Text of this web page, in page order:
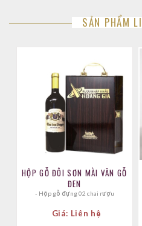
SẢN PHẨM
HỘP GỖ ĐÔI SƠN MÀI VÂN GỖ
ĐEN
- Hộp gỗ đựng 02 chai rượu
Giá: Liên hệ